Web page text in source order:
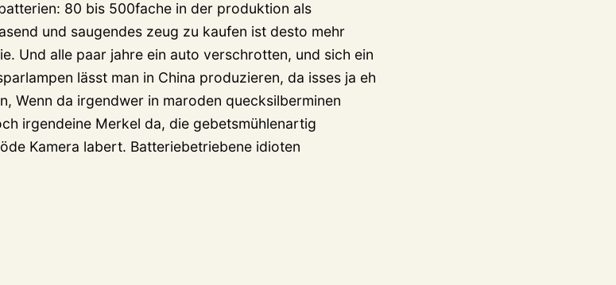
80 bis 500fache in der produktion als
und saugendes zeug zu kaufen ist desto mehr
Und alle paar jahre ein auto verschrotten, und sich ein
lässt man in China produzieren, da isses ja eh
Wenn da irgendwer in maroden quecksilberminen
irgendeine Merkel da, die gebetsmühlenartig
Kamera labert. Batteriebetriebene idioten